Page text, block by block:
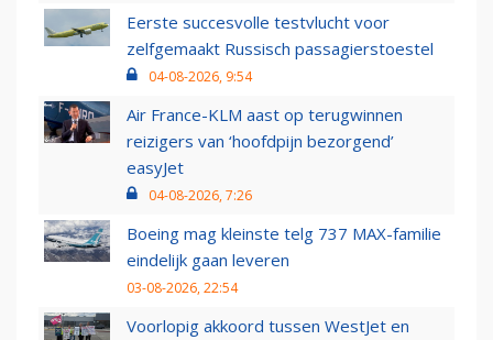
Eerste succesvolle testvlucht voor
zelfgemaakt Russisch passagierstoestel
04-08-2026, 9:54
Air France-KLM aast op terugwinnen
reizigers van ‘hoofdpijn bezorgend’
easyJet
04-08-2026, 7:26
Boeing mag kleinste telg 737 MAX-familie
eindelijk gaan leveren
03-08-2026, 22:54
Voorlopig akkoord tussen WestJet en